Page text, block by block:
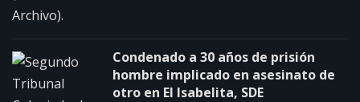
Condenado a 30 años de prisión
hombre implicado en asesinato de
otro en El Isabelita, SDE